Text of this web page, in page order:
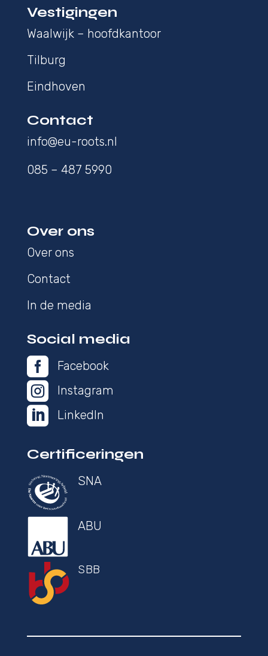
Vestigingen
Waalwijk – hoofdkantoor
Tilburg
Eindhoven
Contact
info@eu-roots.nl
085 – 487 5990
Over ons
Over ons
Contact
In de media
Social media
 Facebook
 Instagram
 LinkedIn
Certificeringen
SNA
ABU
SBB